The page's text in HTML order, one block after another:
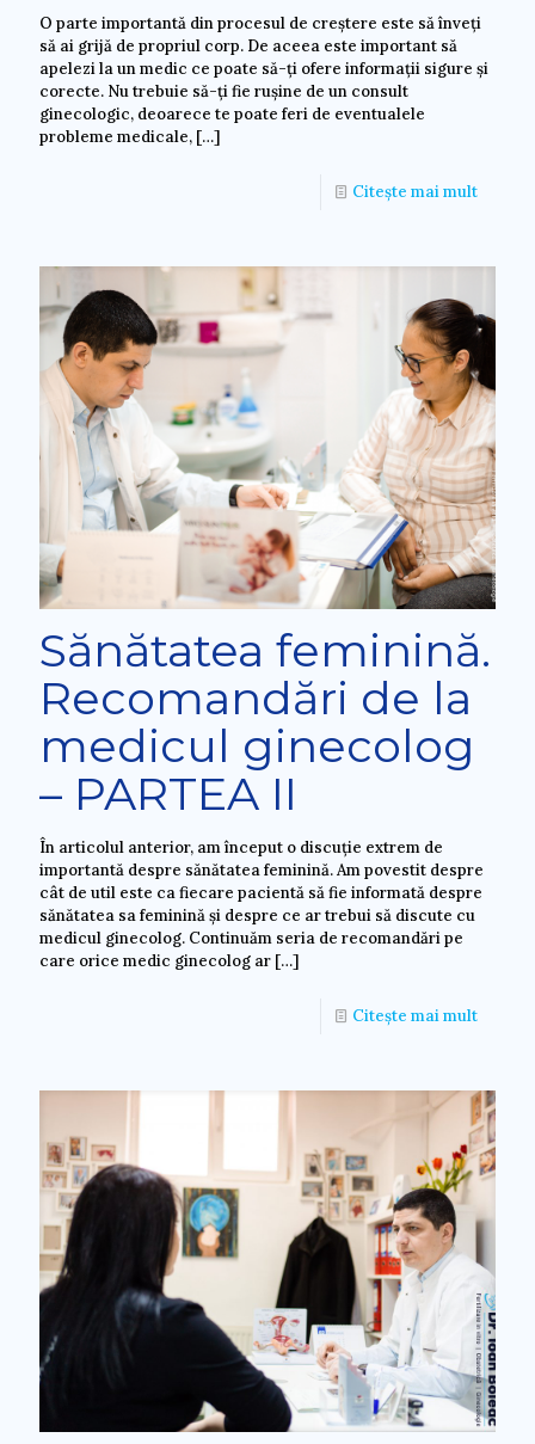
O parte importantă din procesul de creștere este să înveți
să ai grijă de propriul corp. De aceea este important să
apelezi la un medic ce poate să-ți ofere informații sigure și
corecte. Nu trebuie să-ți fie rușine de un consult
ginecologic, deoarece te poate feri de eventualele
probleme medicale, […]
Citește mai mult
Sănătatea feminină.
Recomandări de la
medicul ginecolog
– PARTEA II
În articolul anterior, am început o discuție extrem de
importantă despre sănătatea feminină. Am povestit despre
cât de util este ca fiecare pacientă să fie informată despre
sănătatea sa feminină și despre ce ar trebui să discute cu
medicul ginecolog. Continuăm seria de recomandări pe
care orice medic ginecolog ar […]
Citește mai mult